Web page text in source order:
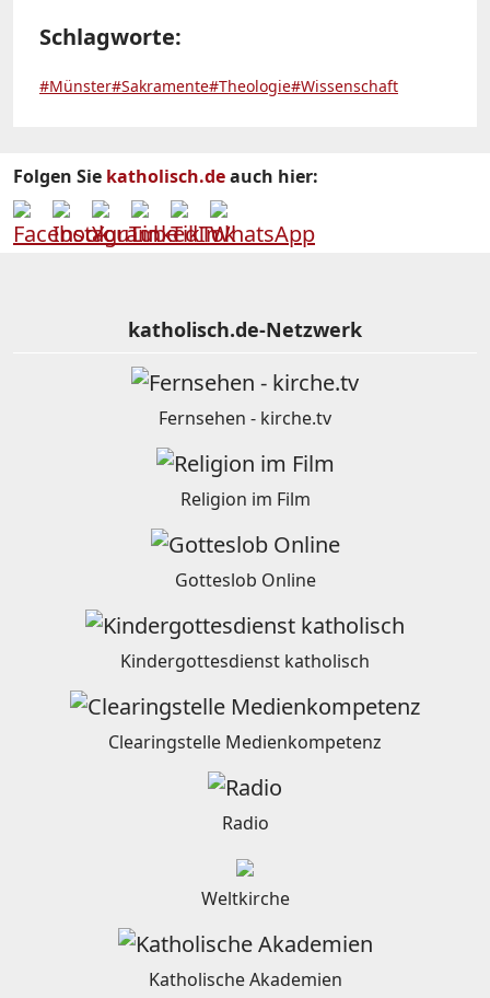
Schlagworte:
#Münster#Sakramente#Theologie#Wissenschaft
Folgen Sie katholisch.deauch hier:
katholisch.de-Netzwerk
Fernsehen - kirche.tv
Religion im Film
Gotteslob Online
Kindergottesdienst katholisch
Clearingstelle Medienkompetenz
Radio
Weltkirche
Katholische Akademien